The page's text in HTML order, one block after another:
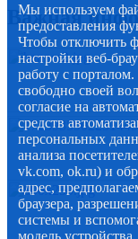
Важная
Мы используем
предоставления
Чтобы отключить
настройки веб-
работу с
свободно своей
согласие на
средств
персональных
анализа
vk.com, ok.ru) и
адрес,
браузера,
системы и
модель